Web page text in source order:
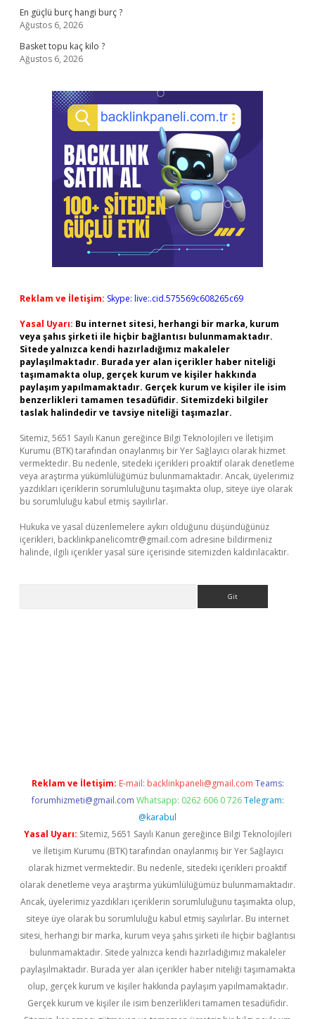
En güçlü burç hangi burç ?
Ağustos 6, 2026
Basket topu kaç kilo ?
Ağustos 6, 2026
Reklam ve İletişim: Skype: live:.cid.575569c608265c69
Yasal Uyarı: Bu internet sitesi, herhangi bir marka, kurum
veya şahıs şirketi ile hiçbir bağlantısı bulunmamaktadır.
Sitede yalnızca kendi hazırladığımız makaleler
paylaşılmaktadır. Burada yer alan içerikler haber niteliği
taşımamakta olup, gerçek kurum ve kişiler hakkında
paylaşım yapılmamaktadır. Gerçek kurum ve kişiler ile isim
benzerlikleri tamamen tesadüfidir. Sitemizdeki bilgiler
taslak halindedir ve tavsiye niteliği taşımazlar.
Sitemiz, 5651 Sayılı Kanun gereğince Bilgi Teknolojileri ve İletişim
Kurumu (BTK) tarafından onaylanmış bir Yer Sağlayıcı olarak hizmet
vermektedir. Bu nedenle, sitedeki içerikleri proaktif olarak denetleme
veya araştırma yükümlülüğümüz bulunmamaktadır. Ancak, üyelerimiz
yazdıkları içeriklerin sorumluluğunu taşımakta olup, siteye üye olarak
bu sorumluluğu kabul etmiş sayılırlar.
Hukuka ve yasal düzenlemelere aykırı olduğunu düşündüğünüz
içerikleri, backlinkpanelicomtr@gmail.com adresine bildirmeniz
halinde, ilgili içerikler yasal süre içerisinde sitemizden kaldırılacaktır.
Reklam ve İletişim: E-mail: backlinkpaneli@gmail.com Teams:
forumhizmeti@gmail.com Whatsapp: 0262 606 0 726 Telegram:
@karabul
Yasal Uyarı: Sitemiz, 5651 Sayılı Kanun gereğince Bilgi Teknolojileri
ve İletişim Kurumu (BTK) tarafından onaylanmış bir Yer Sağlayıcı
olarak hizmet vermektedir. Bu nedenle, sitedeki içerikleri proaktif
olarak denetleme veya araştırma yükümlülüğümüz bulunmamaktadır.
Ancak, üyelerimiz yazdıkları içeriklerin sorumluluğunu taşımakta olup,
siteye üye olarak bu sorumluluğu kabul etmiş sayılırlar. Bu internet
sitesi, herhangi bir marka, kurum veya şahıs şirketi ile hiçbir bağlantısı
bulunmamaktadır. Sitede yalnızca kendi hazırladığımız makaleler
paylaşılmaktadır. Burada yer alan içerikler haber niteliği taşımamakta
olup, gerçek kurum ve kişiler hakkında paylaşım yapılmamaktadır.
Gerçek kurum ve kişiler ile isim benzerlikleri tamamen tesadüfidir.